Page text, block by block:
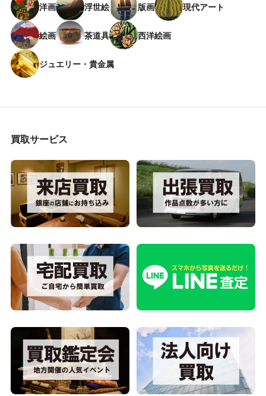
洋画 浮世絵 版画 現代アート
絵画 茶道具 西洋絵画
ジュエリー・貴金属
買取サービス